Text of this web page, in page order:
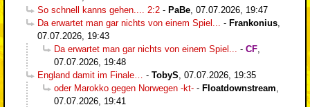
So schnell kanns gehen.... 2:2 - PaBe 07.07.2026, 19:47
Da erwartet man gar nichts von einem Spiel...
- Frankonius
07.07.2026, 19:43
Da erwartet man gar nichts von einem Spiel...
- CF
07.07.2026, 19:48
England damit im Finale…
- TobyS 07.07.2026, 19:35
oder Marokko gegen Norwegen -kt- - Floatdownstream
07.07.2026, 19:41